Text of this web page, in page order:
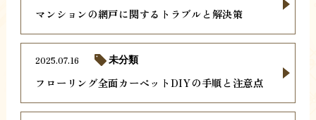
マンションの網戸に関するトラブルと解決策
フローリング全面カーペットDIYの手順と注意点
2025.07.16 未分類